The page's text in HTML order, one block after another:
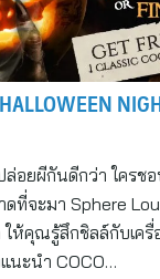
อยผีกันดีกว่า ใครช
ดที่จะมา Sphere
ห้คุณรู้สึกชิลล์กับเครื่
นะนำ COCO…